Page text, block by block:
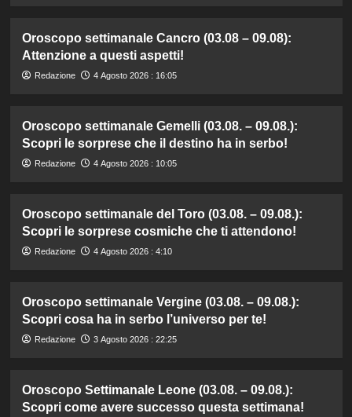
Oroscopo settimanale Cancro (03.08 – 09.08):
Attenzione a questi aspetti!
Redazione 4 Agosto 2026 : 16:05
Oroscopo settimanale Gemelli (03.08. – 09.08.):
Scopri le sorprese che il destino ha in serbo!
Redazione 4 Agosto 2026 : 10:05
Oroscopo settimanale del Toro (03.08. – 09.08.):
Scopri le sorprese cosmiche che ti attendono!
Redazione 4 Agosto 2026 : 4:10
Oroscopo settimanale Vergine (03.08. – 09.08.):
Scopri cosa ha in serbo l’universo per te!
Redazione 3 Agosto 2026 : 22:25
Oroscopo Settimanale Leone (03.08. – 09.08.):
Scopri come avere successo questa settimana!